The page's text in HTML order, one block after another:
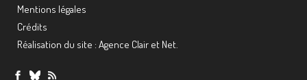
Mentions légales
Crédits
Réalisation du site : Agence Clair et Net.